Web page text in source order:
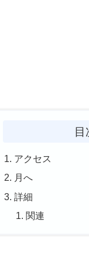
目
アクセス
月へ
詳細
関連